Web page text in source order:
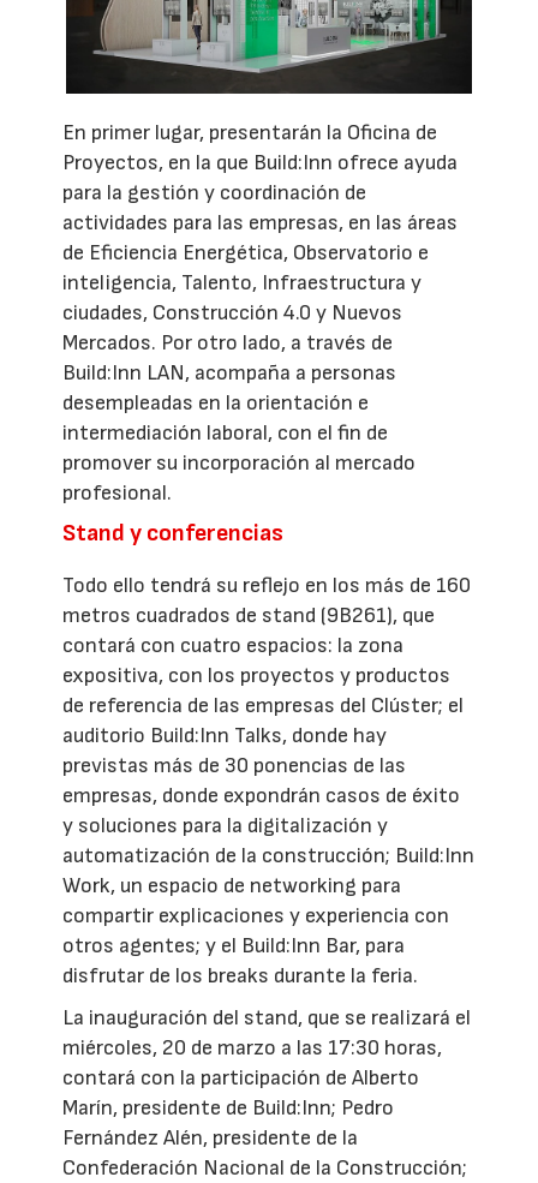
En primer lugar, presentarán la Oficina de
Proyectos, en la que Build:Inn ofrece ayuda
para la gestión y coordinación de
actividades para las empresas, en las áreas
de Eficiencia Energética, Observatorio e
inteligencia, Talento, Infraestructura y
ciudades, Construcción 4.0 y Nuevos
Mercados. Por otro lado, a través de
Build:Inn LAN, acompaña a personas
desempleadas en la orientación e
intermediación laboral, con el fin de
promover su incorporación al mercado
profesional.
Stand y conferencias
Todo ello tendrá su reflejo en los más de 160
metros cuadrados de stand (9B261), que
contará con cuatro espacios: la zona
expositiva, con los proyectos y productos
de referencia de las empresas del Clúster; el
auditorio Build:Inn Talks, donde hay
previstas más de 30 ponencias de las
empresas, donde expondrán casos de éxito
y soluciones para la digitalización y
automatización de la construcción; Build:Inn
Work, un espacio de networking para
compartir explicaciones y experiencia con
otros agentes; y el Build:Inn Bar, para
disfrutar de los breaks durante la feria.
La inauguración del stand, que se realizará el
miércoles, 20 de marzo a las 17:30 horas,
contará con la participación de Alberto
Marín, presidente de Build:Inn; Pedro
Fernández Alén, presidente de la
Confederación Nacional de la Construcción;